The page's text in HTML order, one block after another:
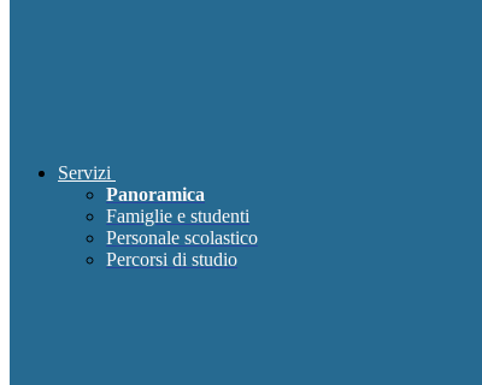
Servizi
Panoramica
Famiglie e studenti
Personale scolastico
Percorsi di studio